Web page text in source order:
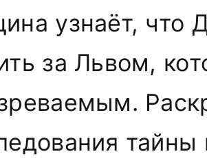
узнаёт, что
за Львом,